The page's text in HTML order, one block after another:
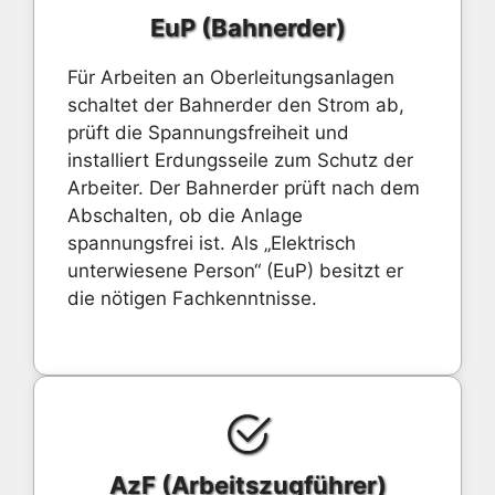
EuP (Bahnerder)
Für Arbeiten an Oberleitungsanlagen
schaltet der Bahnerder den Strom ab,
prüft die Spannungsfreiheit und
installiert Erdungsseile zum Schutz der
Arbeiter. Der Bahnerder prüft nach dem
Abschalten, ob die Anlage
spannungsfrei ist. Als „Elektrisch
unterwiesene Person“ (EuP) besitzt er
die nötigen Fachkenntnisse.
AzF (Arbeitszugführer)